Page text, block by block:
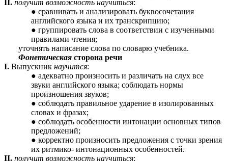
II. получит возможность научиться:
сравнивать и анализировать буквосочетания
английского языка и их транскрипцию;
группировать слова в соответствии с изученными
правилами чтения;
уточнять написание слова по словарю учебника.
Фонетическаясторона речи
I. Выпускник научится:
адекватно произносить и различать на слух все
звуки английского языка; соблюдать нормы
произношения звуков;
соблюдать правильное ударение в изолированных
словах и фразах;
соблюдать особенности интонации основных типов
предложений;
корректно произносить предложения с точки зрения
их ритмико- интонационных особенностей.
II. получит возможность научиться: